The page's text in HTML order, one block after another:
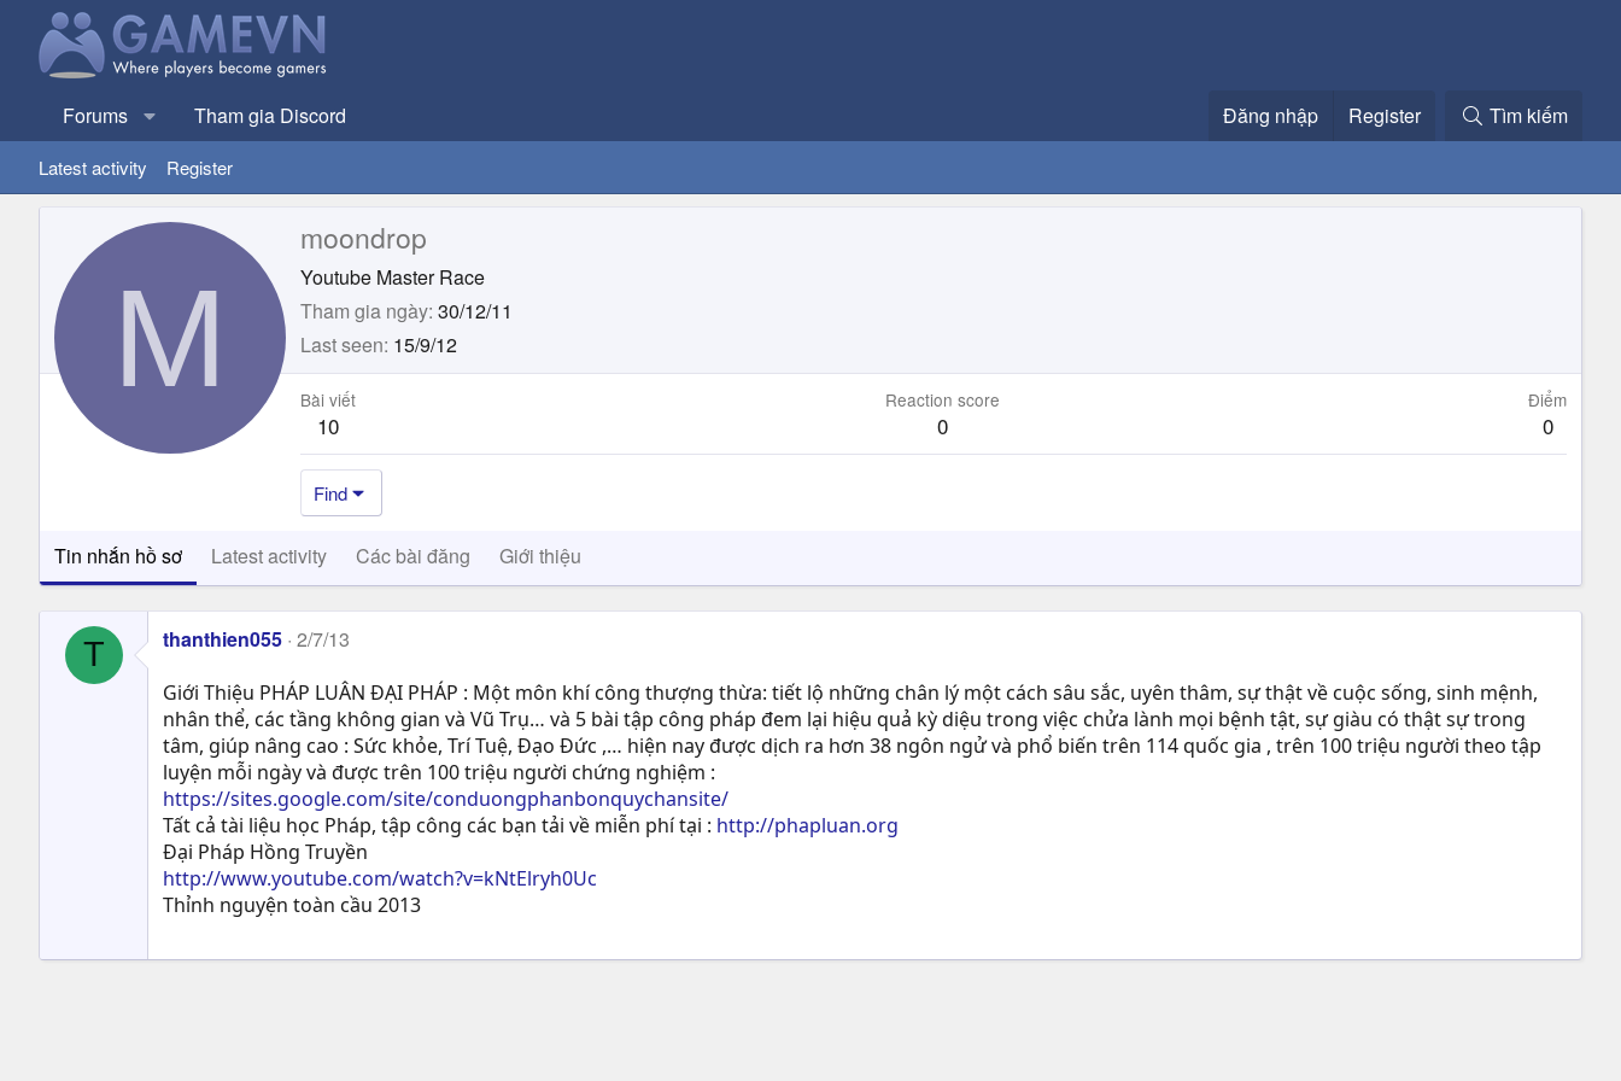
Forums Tham gia Discord Đăng nhập Register Tìm kiếm
Latest activity Register
M
moondrop
Youtube Master Race
Tham gia ngày 30/12/11
Last seen 15/9/12
Bài viết
10
Reaction score
0
Điểm
0
Find
Tin nhắn hồ sơ Latest activity Các bài đăng Giới thiệu
T thanthien055 2/7/13
Giới Thiệu PHÁP LUÂN ĐẠI PHÁP : Một môn khí công thượng thừa: tiết lộ những chân lý một cách sâu sắc, uyên thâm, sự thật về cuộc sống, sinh mệnh,
nhân thể, các tầng không gian và Vũ Trụ… và 5 bài tập công pháp đem lại hiệu quả kỳ diệu trong việc chửa lành mọi bệnh tật, sự giàu có thật sự trong
tâm, giúp nâng cao : Sức khỏe, Trí Tuệ, Ðạo Ðức ,… hiện nay được dịch ra hơn 38 ngôn ngử và phổ biến trên 114 quốc gia , trên 100 triệu người theo tập
luyện mỗi ngày và được trên 100 triệu người chứng nghiệm :
https://sites.google.com/site/conduongphanbonquychansite/
Tất cả tài liệu học Pháp, tập công các bạn tải về miễn phí tại : http://phapluan.org
Đại Pháp Hồng Truyền
http://www.youtube.com/watch?v=kNtElryh0Uc
Thỉnh nguyện toàn cầu 2013